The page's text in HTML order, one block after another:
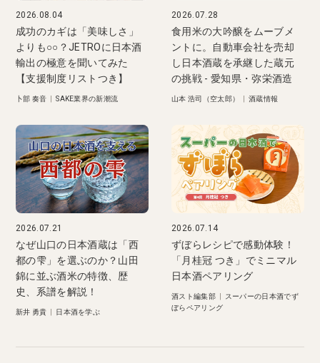
2026.08.04
成功のカギは「美味しさ」
よりも○○？JETROに日本酒
輸出の極意を聞いてみた
【支援制度リストつき】
卜部 奏音 |SAKE業界の新潮流
2026.07.28
食用米の大吟醸をムーブメ
ントに。自動車会社を売却
し日本酒蔵を承継した蔵元
の挑戦 - 愛知県・弥栄酒造
山本 浩司（空太郎） 酒蔵情報
2026.07.21
なぜ山口の日本酒蔵は「西
都の雫」を選ぶのか？山田
錦に並ぶ酒米の特徴、歴
史、系譜を解説！
新井 勇貴 日本酒を学ぶ
2026.07.14
ずぼらレシピで感動体験！
「月桂冠 つき」でミニマル
日本酒ペアリング
酒スト編集部
スーパーの日本酒でず
ぼらペアリング